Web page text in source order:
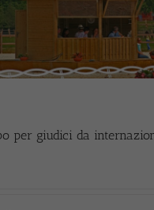
per giudici da